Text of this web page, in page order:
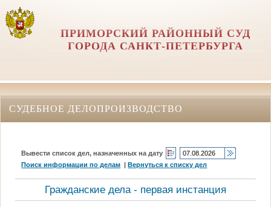
ПРИМОРСКИЙ РАЙОННЫЙ СУД
ГОРОДА САНКТ-ПЕТЕРБУРГА
СУДЕБНОЕ ДЕЛОПРОИЗВОДСТВО
Вывести список дел, назначенных на дату
Поиск информации по делам |Вернуться к списку дел
Гражданские дела - первая инстанция